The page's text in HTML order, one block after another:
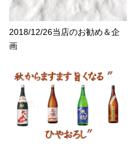
2018/12/26当店のお勧め＆企
画